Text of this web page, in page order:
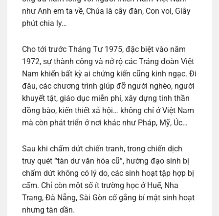
như Anh em ta về, Chúa là cây đàn, Con voi, Giây
phút chia ly…
Cho tới trước Tháng Tư 1975, đặc biệt vào năm
1972, sự thành công và nở rộ các Tráng đoàn Việt
Nam khiến bất kỳ ai chứng kiến cũng kinh ngạc. Đi
đâu, các chương trình giúp đỡ người nghèo, người
khuyết tật, giáo dục miễn phí, xây dựng tinh thần
đồng bào, kiến thiết xã hội… không chỉ ở Việt Nam
mà còn phát triển ở nơi khác như Pháp, Mỹ, Úc…
Sau khi chấm dứt chiến tranh, trong chiến dịch
truy quét “tàn dư văn hóa cũ”, hướng đạo sinh bị
chấm dứt không có lý do, các sinh hoạt tập hợp bị
cấm. Chỉ còn một số ít trường học ở Huế, Nha
Trang, Đà Nẵng, Sài Gòn cố gắng bí mật sinh hoạt
nhưng tàn dần.